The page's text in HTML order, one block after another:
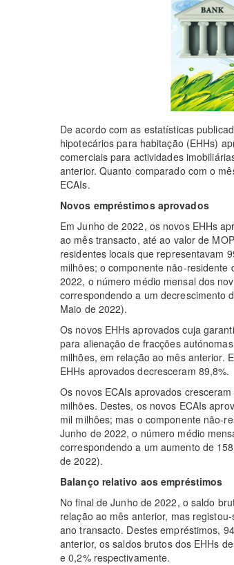
De acordo com as estatísticas
hipotecários para habitação (EHHs)
comerciais para actividades
anterior. Quanto comparado com o
ECAIs.
Novos empréstimos aprovados
Em Junho de 2022, os novos EHHs
ao mês transacto, até ao valor de
residentes locais que representavam
milhões; o componente não-
2022, o número médio mensal dos
correspondendo a um decrescimento
Maio de 2022).
Os novos EHHs aprovados cuja
para alienação de fracções
milhões, em relação ao mês anterior.
EHHs aprovados decresceram 89,8%.
Os novos ECAIs aprovados
milhões. Destes, os novos ECAIs
mil milhões; mas o componente não-
Junho de 2022, o número médio
correspondendo a um aumento de
de 2022).
Balanço relativo aos empréstimos
No final de Junho de 2022, o saldo
relação ao mês anterior, mas
ano transacto. Destes empréstimos,
anterior, os saldos brutos dos EHHs
e 0,2% respectivamente.